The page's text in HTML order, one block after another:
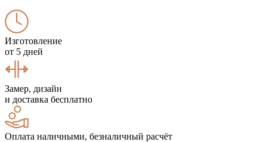
Изготовление
от 5 дней
Замер, дизайн
и доставка бесплатно
Оплата наличными, безналичный расчёт